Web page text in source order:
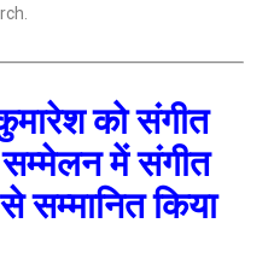
को संगीत
में संगीत
सम्मानित किया